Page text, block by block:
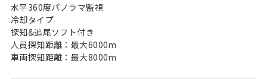
水平360度パノラマ監視
冷却タイプ
探知&追尾ソフト付き
人員探知距離：最大6000m
車両探知距離：最大8000m